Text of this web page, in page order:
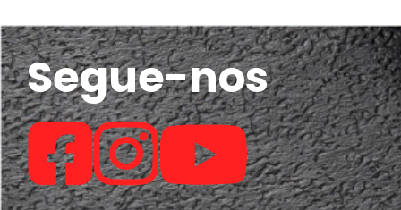
Segue-nos